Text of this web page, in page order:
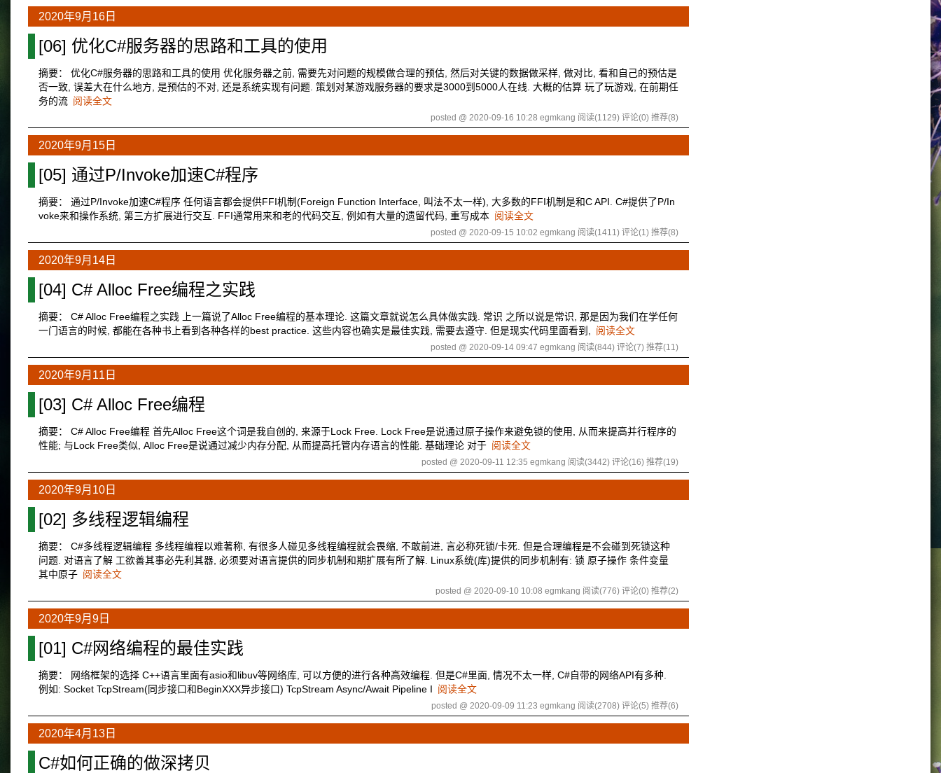
2020年9月16日
[06] 优化C#服务器的思路和工具的使用
摘要： 优化C#服务器的思路和工具的使用 优化服务器之前, 需要先对问题的规模做合理的预估, 然后对关键的数据做采样, 做对比, 看和自己的预估是
否一致, 误差大在什么地方, 是预估的不对, 还是系统实现有问题. 策划对某游戏服务器的要求是3000到5000人在线. 大概的估算 玩了玩游戏, 在前期任
务的流 阅读全文
posted @ 2020-09-16 10:28 egmkang 阅读(1129) 评论(0) 推荐(8)
2020年9月15日
[05] 通过P/Invoke加速C#程序
摘要： 通过P/Invoke加速C#程序 任何语言都会提供FFI机制(Foreign Function Interface, 叫法不太一样), 大多数的FFI机制是和C API. C#提供了P/In
voke来和操作系统, 第三方扩展进行交互. FFI通常用来和老的代码交互, 例如有大量的遗留代码, 重写成本 阅读全文
posted @ 2020-09-15 10:02 egmkang 阅读(1411) 评论(1) 推荐(8)
2020年9月14日
[04] C# Alloc Free编程之实践
摘要： C# Alloc Free编程之实践 上一篇说了Alloc Free编程的基本理论. 这篇文章就说怎么具体做实践. 常识 之所以说是常识, 那是因为我们在学任何
一门语言的时候, 都能在各种书上看到各种各样的best practice. 这些内容也确实是最佳实践, 需要去遵守. 但是现实代码里面看到,
阅读全文
posted @ 2020-09-14 09:47 egmkang 阅读(844) 评论(7) 推荐(11)
2020年9月11日
[03] C# Alloc Free编程
摘要： C# Alloc Free编程 首先Alloc Free这个词是我自创的, 来源于Lock Free. Lock Free是说通过原子操作来避免锁的使用, 从而来提高并行程序的
性能; 与Lock Free类似, Alloc Free是说通过减少内存分配, 从而提高托管内存语言的性能. 基础理论 对于 阅读全文
posted @ 2020-09-11 12:35 egmkang 阅读(3442) 评论(16) 推荐(19)
2020年9月10日
[02] 多线程逻辑编程
摘要： C#多线程逻辑编程 多线程编程以难著称, 有很多人碰见多线程编程就会畏缩, 不敢前进, 言必称死锁/卡死. 但是合理编程是不会碰到死锁这种
问题. 对语言了解 工欲善其事必先利其器, 必须要对语言提供的同步机制和期扩展有所了解. Linux系统(库)提供的同步机制有: 锁 原子操作 条件变量
其中原子 阅读全文
posted @ 2020-09-10 10:08 egmkang 阅读(776) 评论(0) 推荐(2)
2020年9月9日
[01] C#网络编程的最佳实践
摘要： 网络框架的选择 C++语言里面有asio和libuv等网络库, 可以方便的进行各种高效编程. 但是C#里面, 情况不太一样, C#自带的网络API有多种.
例如: Socket TcpStream(同步接口和BeginXXX异步接口) TcpStream Async/Await Pipeline I 阅读全文
posted @ 2020-09-09 11:23 egmkang 阅读(2708) 评论(5) 推荐(6)
2020年4月13日
C#如何正确的做深拷贝